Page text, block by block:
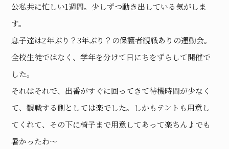
公私共に忙しい1週間。少しずつ動き出している気がしま
す。
息子達は2年ぶり？3年ぶり？の保護者観戦ありの運動会。
全校生徒ではなく、学年を分けて日にちをずらして開催で
した。
それはそれで、出番がすぐに回ってきて待機時間が少なく
て、観戦する側としては楽でした。しかもテントも用意し
てくれて、その下に椅子まで用意してあって楽ちん♪でも
暑かったわ〜